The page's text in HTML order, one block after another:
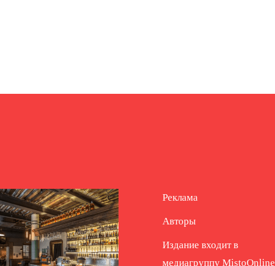
Реклама
Авторы
Издание входит в
медиагруппу MistoOnline